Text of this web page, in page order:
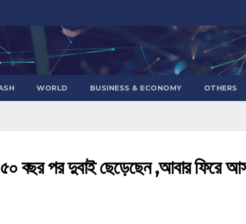
WORLD BUSINESS & ECONOMY OTHERS
বছর পর দুবাই ছেড়েছেন ,আবার ফিরে